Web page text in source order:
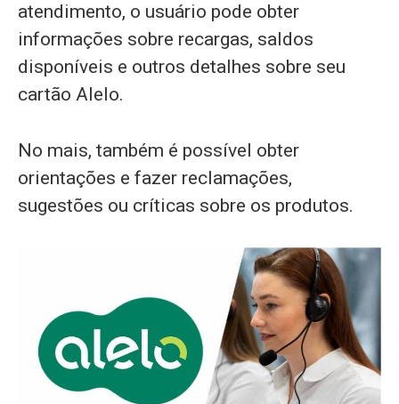
atendimento, o usuário pode obter
informações sobre recargas, saldos
disponíveis e outros detalhes sobre seu
cartão Alelo.
No mais, também é possível obter
orientações e fazer reclamações,
sugestões ou críticas sobre os produtos.